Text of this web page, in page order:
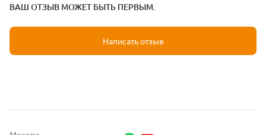
ВАШ ОТЗЫВ МОЖЕТ БЫТЬ ПЕРВЫМ.
Написать отзыв